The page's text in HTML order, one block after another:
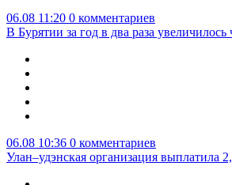
06.08 11:20 0 комментариев
В Бурятии за год в два раза
06.08 10:36 0 комментариев
Улан–удэнская организация выплатила